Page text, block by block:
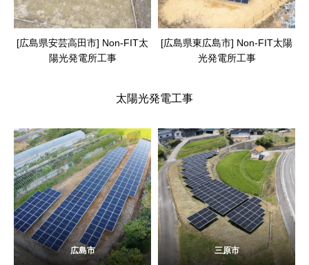
[広島県安芸高田市] Non-FIT太
陽光発電所工事
[広島県東広島市] Non-FIT太陽
光発電所工事
太陽光発電工事
広島市 三原市